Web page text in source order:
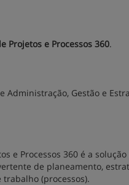
Projetos e Processos 360.
Administração, Gestão e
e Processos 360 é a
de planeamento,
(processos).